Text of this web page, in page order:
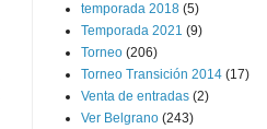
temporada 2018 (5)
Temporada 2021 (9)
Torneo (206)
Torneo Transición 2014 (17)
Venta de entradas (2)
Ver Belgrano (243)